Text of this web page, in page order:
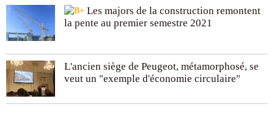
Les majors de la construction remontent
la pente au premier semestre 2021
L'ancien siège de Peugeot, métamorphosé, se
veut un "exemple d'économie circulaire"